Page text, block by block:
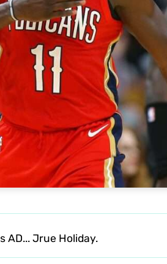
AD... Jrue Holiday.